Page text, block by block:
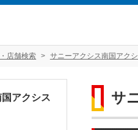
店舗検索 サニーアクシス南国アク
サ
アクシス